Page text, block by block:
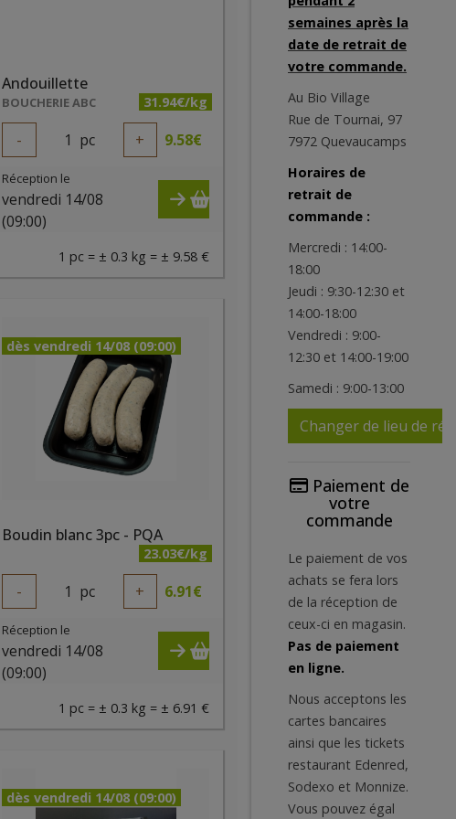
Andouillette
BOUCHERIE ABC 31.94€/kg
- 1 pc + 9.58€
Réception le
vendredi 14/08
(09:00)
1 pc = ± 0.3 kg = ± 9.58 €
dès vendredi 14/08 (09:00)
Boudin blanc 3pc - PQA
23.03€/kg
- 1 pc + 6.91€
Réception le
vendredi 14/08
(09:00)
1 pc = ± 0.3 kg = ± 6.91 €
dès vendredi 14/08 (09:00)
semaines après la
date de retrait de
votre commande.
Au Bio Village
Rue de Tournai, 97
7972 Quevaucamps
Horaires de
retrait de
commande :
Mercredi : 14:00-
18:00
Jeudi : 9:30-12:30 et
14:00-18:00
Vendredi : 9:00-
12:30 et 14:00-19:00
Samedi : 9:00-13:00
Changer de lieu de
Paiement de
votre
commande
Le paiement de vos
achats se fera lors
de la réception de
ceux-ci en magasin.
Pas de paiement
en ligne.
Nous acceptons les
cartes bancaires
ainsi que les tickets
restaurant Edenred,
Sodexo et Monnize.
Vous pouvez égal